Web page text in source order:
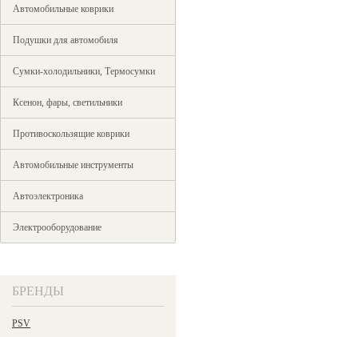
Автомобильные коврики
Подушки для автомобиля
Сумки-холодильники, Термосумки
Ксенон, фары, светильники
Противоскользящие коврики
Автомобильные инструменты
Автоэлектроника
Электрооборудование
БРЕНДЫ
PSV